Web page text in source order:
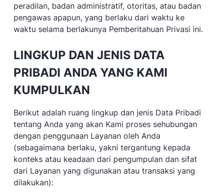
peradilan, badan administratif, otoritas, atau badan
pengawas apapun, yang berlaku dari waktu ke
waktu selama berlakunya Pemberitahuan Privasi ini.
LINGKUP DAN JENIS DATA
PRIBADI ANDA YANG KAMI
KUMPULKAN
Berikut adalah ruang lingkup dan jenis Data Pribadi
tentang Anda yang akan Kami proses sehubungan
dengan penggunaan Layanan oleh Anda
(sebagaimana berlaku, yakni tergantung kepada
konteks atau keadaan dari pengumpulan dan sifat
dari Layanan yang digunakan atau transaksi yang
dilakukan):